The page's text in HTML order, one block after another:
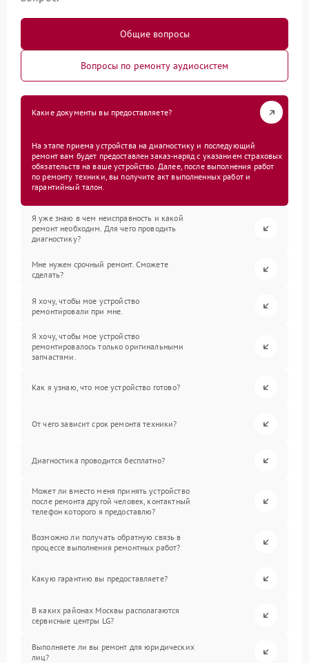
Общие вопросы
Вопросы по ремонту аудиосистем
Какие документы вы предоставляете?
На этапе приема устройства на диагностику и последующий
ремонт вам будет предоставлен заказ-наряд с указанием страховых
обязательств на ваше устройство. Далее, после выполнения работ
по ремонту техники, вы получите акт выполненных работ и
гарантийный талон.
Я уже знаю в чем неисправность и какой
ремонт необходим. Для чего проводить
диагностику?
Мне нужен срочный ремонт. Сможете
сделать?
Я хочу, чтобы мое устройство
ремонтировали при мне.
Я хочу, чтобы мое устройство
ремонтировалось только оригинальными
запчастями.
Как я узнаю, что мое устройство готово?
От чего зависит срок ремонта техники?
Диагностика проводится бесплатно?
Может ли вместо меня принять устройство
после ремонта другой человек, контактный
телефон которого я предоставлю?
Возможно ли получать обратную связь в
процессе выполнения ремонтных работ?
Какую гарантию вы предоставляете?
В каких районах Москвы располагаются
сервисные центры LG?
Выполняете ли вы ремонт для юридических
лиц?